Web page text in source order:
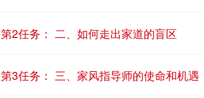
第2任务： 二、如何走出家道的盲区
第3任务： 三、家风指导师的使命和机遇